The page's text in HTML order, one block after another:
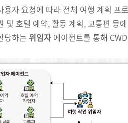
자 요청에 따라 전체 여행 계획 프
및 호텔 예약, 활동 계획, 교통편 등
당하는 위임자 에이전트를 통해